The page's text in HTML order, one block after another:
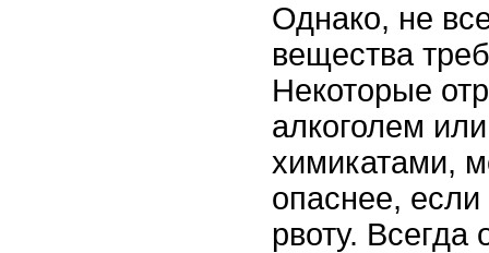
Однако, не
вещества
Некоторые
алкоголем
химикатами,
опаснее, если
рвоту. Всегда